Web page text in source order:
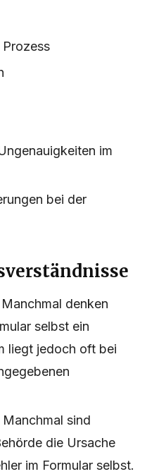
im
bei der
Manchmal denken
selbst ein
liegt jedoch oft bei
Manchmal sind
die Ursache
im Formular selbst.